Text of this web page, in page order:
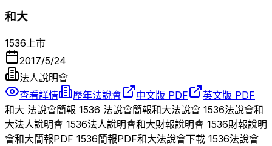
和大
1536 上市
2017/5/24
法人說明會
查看詳情
歷年法說會 中文版 PDF
英文版 PDF
和大 法說會簡報 1536 法說會簡報和大法說會 1536法說會和
大法人說明會 1536法人說明會和大財報說明會 1536財報說明
會和大簡報PDF 1536簡報PDF和大法說會下載 1536法說會